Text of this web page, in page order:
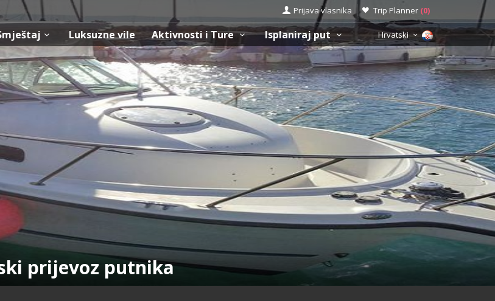
Prijava vlasnika Trip Planner (0)
Luksuzne vile Aktivnosti i Ture Isplaniraj put Hrvatski
prijevoz putnika